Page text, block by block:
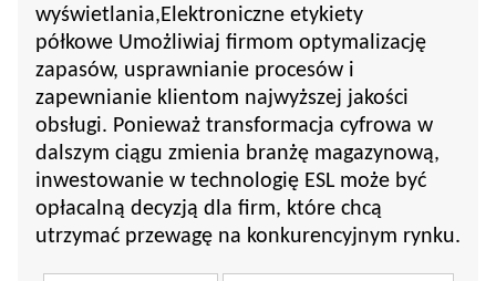
wyświetlania, Elektroniczne etykiety
półkowe Umożliwiaj firmom optymalizację
zapasów, usprawnianie procesów i
zapewnianie klientom najwyższej jakości
obsługi. Ponieważ transformacja cyfrowa w
dalszym ciągu zmienia branżę magazynową,
inwestowanie w technologię ESL może być
opłacalną decyzją dla firm, które chcą
utrzymać przewagę na konkurencyjnym rynku.